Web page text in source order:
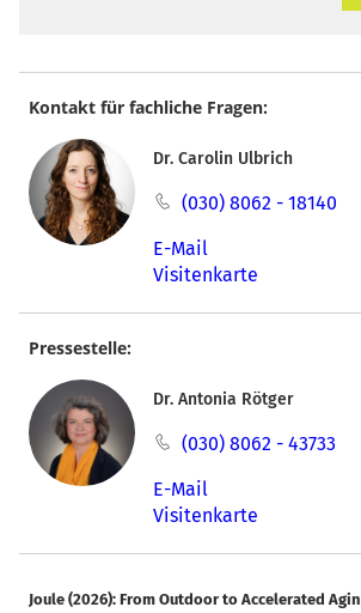
Kontakt für fachliche Fragen:
Dr. Carolin Ulbrich
(030) 8062 - 18140
E-Mail
Visitenkarte
Pressestelle:
Dr. Antonia Rötger
(030) 8062 - 43733
E-Mail
Visitenkarte
Joule (2026): From Outdoor to Accelerated